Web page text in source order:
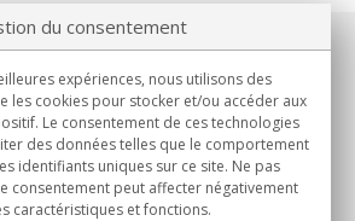
du consentement
expériences, nous utilisons des
les cookies pour stocker et/ou accéder aux
Le consentement de ces technologies
des données telles que le comportement
identifiants uniques sur ce site. Ne pas
consentement peut affecter négativement
caractéristiques et fonctions.